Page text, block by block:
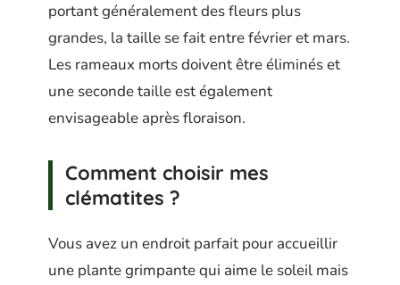
portant généralement des fleurs plus
grandes, la taille se fait entre février et mars.
Les rameaux morts doivent être éliminés et
une seconde taille est également
envisageable après floraison.
Comment choisir mes
clématites ?
Vous avez un endroit parfait pour accueillir
une plante grimpante qui aime le soleil mais